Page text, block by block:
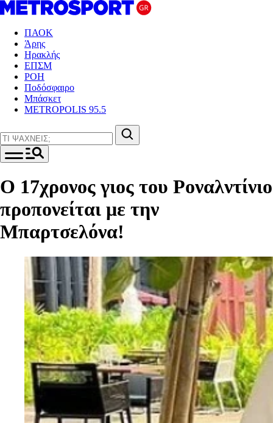
ΠΑΟΚ
Άρης
Ηρακλής
ΕΠΣΜ
ΡΟΗ
Ποδόσφαιρο
Μπάσκετ
METROPOLIS 95.5
Ο 17χρονος γιος του Ροναλντίνιο
προπονείται με την
Μπαρτσελόνα!